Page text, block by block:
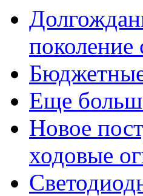
Еще
Новое
ходовые